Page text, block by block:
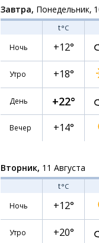
Завтра, Понедельник,
t°C
Ночь
+12°
Утро +18°
День +22°
Вечер +14°
Вторник, 11 Августа
t°C
Ночь
+12°
Утро +20°